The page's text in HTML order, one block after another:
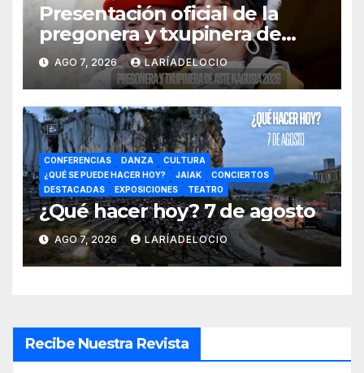
Presentación oficial de la
pregonera y txupinera de
Aste Nagusia 2026
AGO 7, 2026 LARÍADELOCIO
CONFERENCIAS DANZA
CULTURA
¿QUÉ SE PUEDE HACER HOY?
JAIAK
CONCIERTOS
DESTACADAS
EXPOSICIONES TEATRO
¿Qué hacer hoy? 7 de agosto
AGO 7, 2026 LARÍADELOCIO
Recibe Nuestra Revista